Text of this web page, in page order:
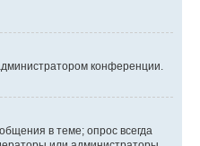
конференции.
в теме; опрос всегда